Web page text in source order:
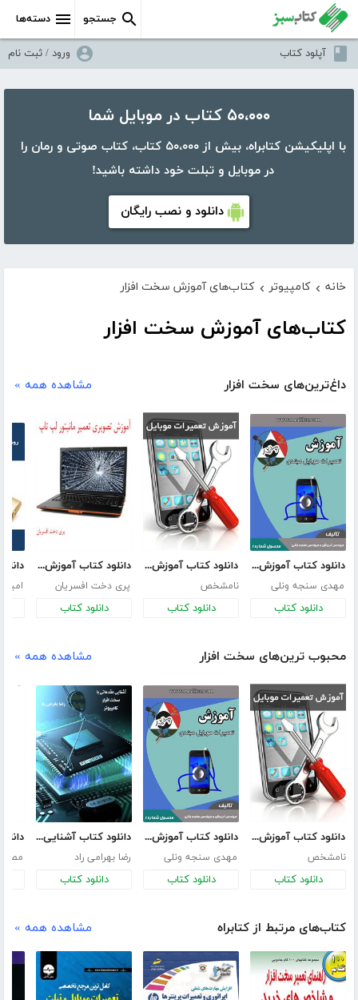
دسته‌ها جستجو
آپلود کتاب ورود / ثبت نام
۵۰،۰۰۰ کتاب در موبایل شما
با اپلیکیشن کتابراه، بیش از ۵۰،۰۰۰ کتاب، کتاب صوتی و رمان را
در موبایل و تبلت خود داشته باشید!
دانلود و نصب رایگان
خانه › کامپیوتر › کتاب‌های آموزش سخت افزار
کتاب‌های آموزش سخت افزار
داغ‌ترین‌های سخت افزار مشاهده همه »
دانلود کتاب آموزش تعمیرات موبایل مبتدی
مهدی سنجه ونلی
دانلود کتاب
دانلود کتاب آموزش تعمیرات موبایل‎
نامشخص
دانلود کتاب
دانلود کتاب آموزش تصویری تعمیر مانیتور لپ تاپ
پری دخت افسریان
دانلود کتاب
امیر
محبوب ترین‌های سخت افزار مشاهده همه »
دانلود کتاب آموزش تعمیرات موبایل‎
نامشخص
دانلود کتاب
دانلود کتاب آموزش تعمیرات موبایل مبتدی
مهدی سنجه ونلی
دانلود کتاب
دانلود کتاب آشنایی مقدماتی با سخت افزار کامپیوتر
رضا بهرامی راد
دانلود کتاب
کتاب‌های مرتبط از کتابراه مشاهده همه »